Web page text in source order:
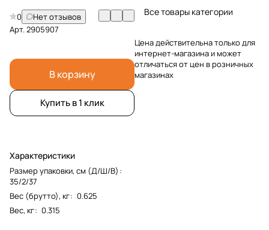
0
Нет отзывов
Арт.2905907
В корзину
Купить в 1 клик
Характеристики
Размер упаковки, см (Д/Ш/В) :
35/2/37
Вес (брутто), кг: 0.625
Вес, кг: 0.315
Все товары категории
Цена действительна только для
интернет-магазина и может
отличаться от цен в розничных
магазинах